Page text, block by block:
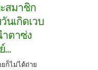
สมาชิก
นเกิดเวบ
ตาซ่ง
...
ก็ไม่ได้ถ่าย